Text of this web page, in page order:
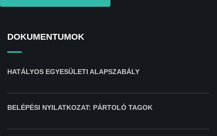
DOKUMENTUMOK
HATÁLYOS EGYESÜLETI ALAPSZABÁLY
BELÉPÉSI NYILATKOZAT: PÁRTOLÓ TAGOK